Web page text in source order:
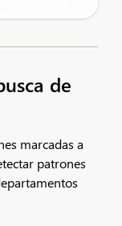
de
marcadas a
patrones